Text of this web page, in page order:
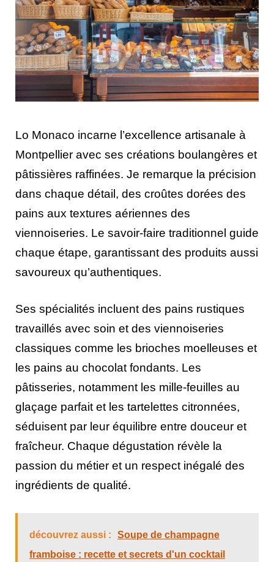
Lo Monaco incarne l’excellence artisanale à
Montpellier avec ses créations boulangères et
pâtissières raffinées. Je remarque la précision
dans chaque détail, des croûtes dorées des
pains aux textures aériennes des
viennoiseries. Le savoir-faire traditionnel guide
chaque étape, garantissant des produits aussi
savoureux qu’authentiques.
Ses spécialités incluent des pains rustiques
travaillés avec soin et des viennoiseries
classiques comme les brioches moelleuses et
les pains au chocolat fondants. Les
pâtisseries, notamment les mille-feuilles au
glaçage parfait et les tartelettes citronnées,
séduisent par leur équilibre entre douceur et
fraîcheur. Chaque dégustation révèle la
passion du métier et un respect inégalé des
ingrédients de qualité.
découvrez aussi :
Soupe de champagne
framboise : recette et secrets d'un cocktail